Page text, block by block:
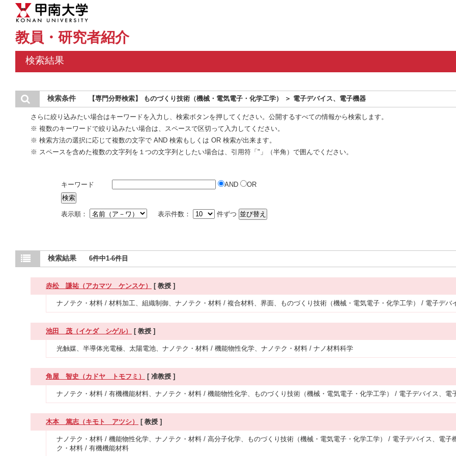
教員・研究者紹介
検索結果
検索条件 【専門分野検索】 ものづくり技術（機械・電気電子・化学工学） ＞ 電子デバイス、電子機器
さらに絞り込みたい場合はキーワードを入力し、検索ボタンを押してください。公開するすべての情報から検索します。
※ 複数のキーワードで絞り込みたい場合は、スペースで区切って入力してください。
※ 検索方法の選択に応じて複数の文字で AND 検索もしくは OR 検索が出来ます。
※ スペースを含めた複数の文字列を１つの文字列としたい場合は、引用符「"」（半角）で囲んでください。
キーワード AND OR
表示順： 表示件数： 件ずつ
検索結果 6件中1-6件目
赤松 謙祐（アカマツ ケンスケ） [ 教授 ]
ナノテク・材料 / 材料加工、組織制御、ナノテク・材料 / 複合材料、界面、ものづくり技術（機械・電気電子・化学工学） / 電子デバ
池田 茂（イケダ シゲル） [ 教授 ]
光触媒、半導体光電極、太陽電池、ナノテク・材料 / 機能物性化学、ナノテク・材料 / ナノ材料科学
角屋 智史（カドヤ トモフミ） [ 准教授 ]
ナノテク・材料 / 有機機能材料、ナノテク・材料 / 機能物性化学、ものづくり技術（機械・電気電子・化学工学） / 電子デバイス、電
木本 篤志（キモト アツシ） [ 教授 ]
ナノテク・材料 / 機能物性化学、ナノテク・材料 / 高分子化学、ものづくり技術（機械・電気電子・化学工学） / 電子デバイス、電
ク・材料 / 有機機能材料